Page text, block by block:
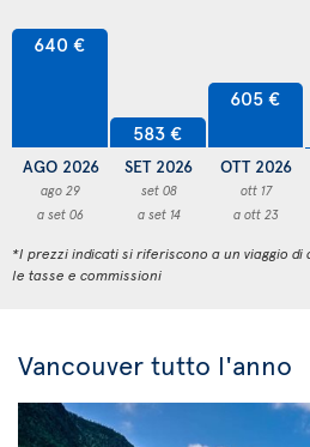
640 €
AGO 2026
ago 29
a set 06
583 €
SET 2026
set 08
a set 14
605 €
OTT 2026
ott 17
a ott 23
*I prezzi indicati si riferiscono a un viaggio
le tasse e commissioni
Vancouver tutto l'anno